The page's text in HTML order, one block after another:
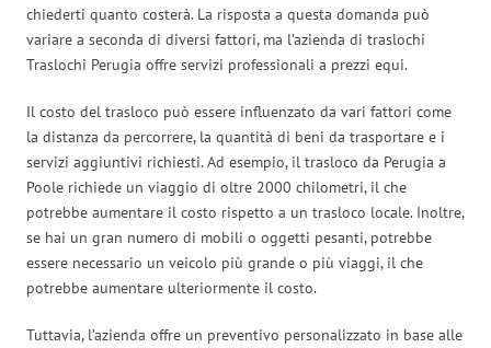
chiederti quanto costerà. La risposta a questa domanda può
variare a seconda di diversi fattori, ma l’azienda di traslochi
Traslochi Perugia offre servizi professionali a prezzi equi.
Il costo del trasloco può essere influenzato da vari fattori come
la distanza da percorrere, la quantità di beni da trasportare e i
servizi aggiuntivi richiesti. Ad esempio, il trasloco da Perugia a
Poole richiede un viaggio di oltre 2000 chilometri, il che
potrebbe aumentare il costo rispetto a un trasloco locale. Inoltre,
se hai un gran numero di mobili o oggetti pesanti, potrebbe
essere necessario un veicolo più grande o più viaggi, il che
potrebbe aumentare ulteriormente il costo.
Tuttavia, l’azienda offre un preventivo personalizzato in base alle